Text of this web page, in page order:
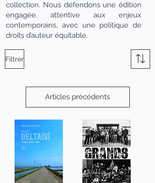
collection. Nous défendons une édition
engagée, attentive aux enjeux
contemporains, avec une politique de
droits d’auteur équitable.
Filtrer
Articles précédents